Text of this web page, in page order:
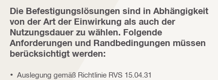
Die Befestigungslösungen sind in Abhängigkeit
von der Art der Einwirkung als auch der
Nutzungsdauer zu wählen. Folgende
Anforderungen und Randbedingungen müssen
berücksichtigt werden:
Auslegung gemäß Richtlinie RVS 15.04.31